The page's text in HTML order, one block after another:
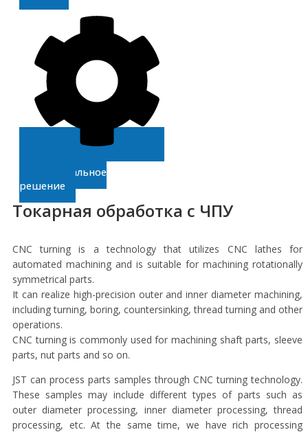
индивидуальное
решение
Токарная обработка с ЧПУ
CNC turning is a technology that utilizes CNC lathes for
automated machining and is suitable for machining rotationally
symmetrical parts.
It can realize high-precision outer and inner diameter machining,
including turning, boring, countersinking, thread turning and other
operations.
CNC turning is commonly used for machining shaft parts, sleeve
parts, nut parts and so on.
JST can process parts samples through CNC turning technology.
These samples may include different types of parts such as
outer diameter processing, inner diameter processing, thread
processing, etc. At the same time, we have rich processing